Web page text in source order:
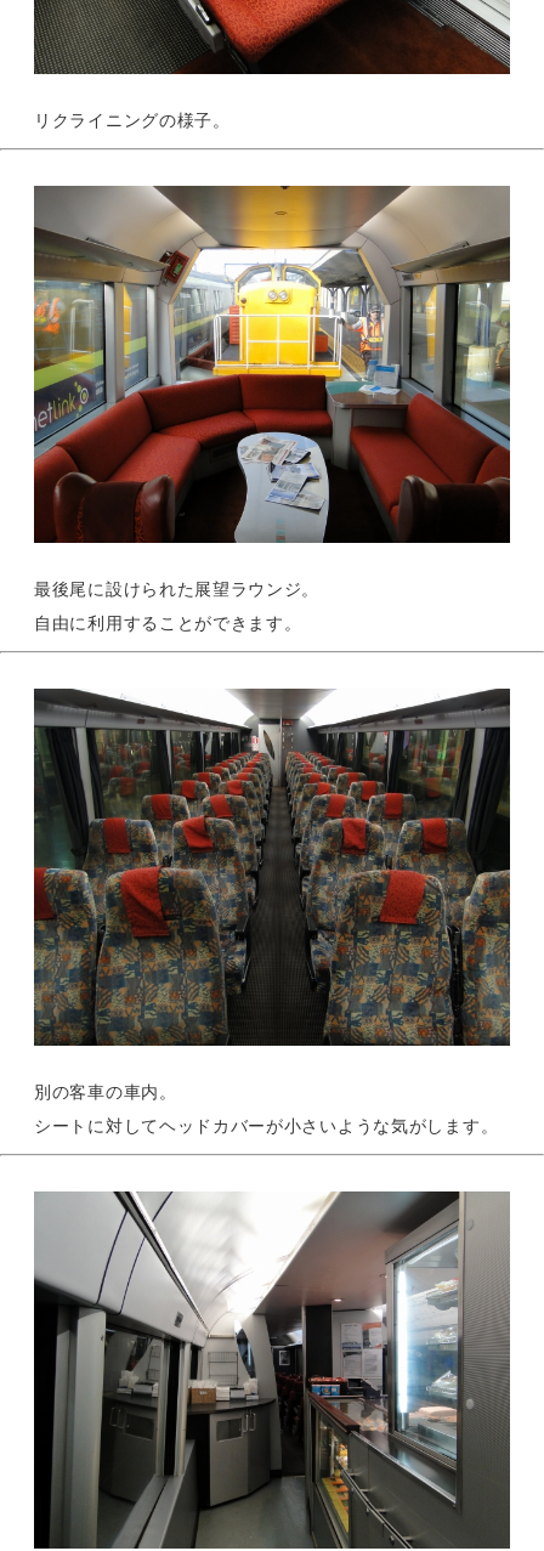
リクライニングの様子。
最後尾に設けられた展望ラウンジ。
自由に利用することができます。
別の客車の車内。
シートに対してヘッドカバーが小さいような気がします。